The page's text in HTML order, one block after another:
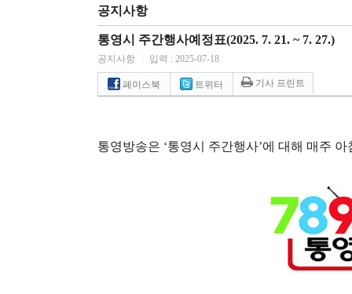
공지사항
통영시 주간행사예정표(2025. 7. 21. ~ 7. 27.)
공지사항 입력 : 2025-07-18
페이스북 트위터 기사 프린트
통영방송은 ‘통영시 주간행사’에 대해 매주